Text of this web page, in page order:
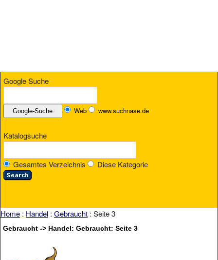
Google Suche
Web www.suchnase.de
Katalogsuche
Gesamtes Verzeichnis Diese Kategorie
Home : Handel : Gebraucht : Seite 3
Gebraucht -> Handel: Gebraucht: Seite 3